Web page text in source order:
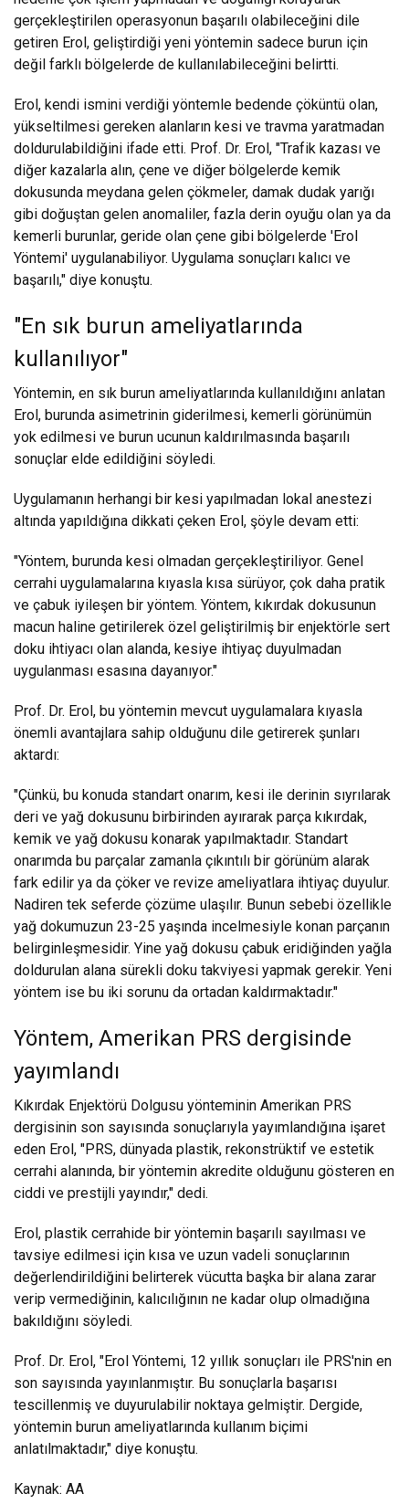
gerçekleştirilen operasyonun başarılı olabileceğini dile
getiren Erol, geliştirdiği yeni yöntemin sadece burun için
değil farklı bölgelerde de kullanılabileceğini belirtti.
Erol, kendi ismini verdiği yöntemle bedende çöküntü olan,
yükseltilmesi gereken alanların kesi ve travma yaratmadan
doldurulabildiğini ifade etti. Prof. Dr. Erol, "Trafik kazası ve
diğer kazalarla alın, çene ve diğer bölgelerde kemik
dokusunda meydana gelen çökmeler, damak dudak yarığı
gibi doğuştan gelen anomaliler, fazla derin oyuğu olan ya da
kemerli burunlar, geride olan çene gibi bölgelerde 'Erol
Yöntemi' uygulanabiliyor. Uygulama sonuçları kalıcı ve
başarılı," diye konuştu.
"En sık burun ameliyatlarında
kullanılıyor"
Yöntemin, en sık burun ameliyatlarında kullanıldığını anlatan
Erol, burunda asimetrinin giderilmesi, kemerli görünümün
yok edilmesi ve burun ucunun kaldırılmasında başarılı
sonuçlar elde edildiğini söyledi.
Uygulamanın herhangi bir kesi yapılmadan lokal anestezi
altında yapıldığına dikkati çeken Erol, şöyle devam etti:
"Yöntem, burunda kesi olmadan gerçekleştiriliyor. Genel
cerrahi uygulamalarına kıyasla kısa sürüyor, çok daha pratik
ve çabuk iyileşen bir yöntem. Yöntem, kıkırdak dokusunun
macun haline getirilerek özel geliştirilmiş bir enjektörle sert
doku ihtiyacı olan alanda, kesiye ihtiyaç duyulmadan
uygulanması esasına dayanıyor."
Prof. Dr. Erol, bu yöntemin mevcut uygulamalara kıyasla
önemli avantajlara sahip olduğunu dile getirerek şunları
aktardı:
"Çünkü, bu konuda standart onarım, kesi ile derinin sıyrılarak
deri ve yağ dokusunu birbirinden ayırarak parça kıkırdak,
kemik ve yağ dokusu konarak yapılmaktadır. Standart
onarımda bu parçalar zamanla çıkıntılı bir görünüm alarak
fark edilir ya da çöker ve revize ameliyatlara ihtiyaç duyulur.
Nadiren tek seferde çözüme ulaşılır. Bunun sebebi özellikle
yağ dokumuzun 23-25 yaşında incelmesiyle konan parçanın
belirginleşmesidir. Yine yağ dokusu çabuk eridiğinden yağla
doldurulan alana sürekli doku takviyesi yapmak gerekir. Yeni
yöntem ise bu iki sorunu da ortadan kaldırmaktadır."
Yöntem, Amerikan PRS dergisinde
yayımlandı
Kıkırdak Enjektörü Dolgusu yönteminin Amerikan PRS
dergisinin son sayısında sonuçlarıyla yayımlandığına işaret
eden Erol, "PRS, dünyada plastik, rekonstrüktif ve estetik
cerrahi alanında, bir yöntemin akredite olduğunu gösteren en
ciddi ve prestijli yayındır," dedi.
Erol, plastik cerrahide bir yöntemin başarılı sayılması ve
tavsiye edilmesi için kısa ve uzun vadeli sonuçlarının
değerlendirildiğini belirterek vücutta başka bir alana zarar
verip vermediğinin, kalıcılığının ne kadar olup olmadığına
bakıldığını söyledi.
Prof. Dr. Erol, "Erol Yöntemi, 12 yıllık sonuçları ile PRS'nin en
son sayısında yayınlanmıştır. Bu sonuçlarla başarısı
tescillenmiş ve duyurulabilir noktaya gelmiştir. Dergide,
yöntemin burun ameliyatlarında kullanım biçimi
anlatılmaktadır," diye konuştu.
Kaynak: AA